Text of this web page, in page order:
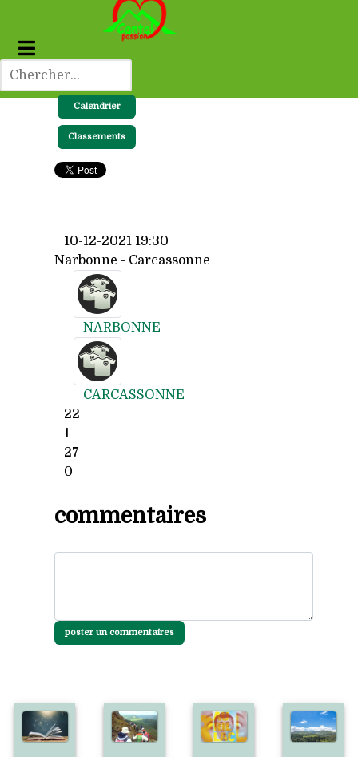
Calendrier
Classements
10-12-2021 19:30
Narbonne - Carcassonne
NARBONNE
CARCASSONNE
22
1
27
0
commentaires
poster un commentaires